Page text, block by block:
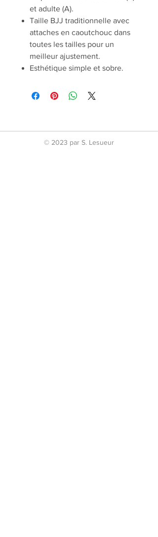
et adulte (A).
Taille BJJ traditionnelle avec
attaches en caoutchouc dans
toutes les tailles pour un
meilleur ajustement.
Esthétique simple et sobre.
© 2023 par S. Lesueur